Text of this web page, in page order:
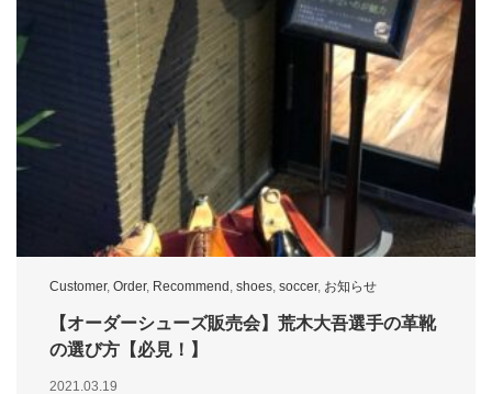
Customer, Order, Recommend , shoes, soccer, お知らせ
【オーダーシューズ販売会】荒木大吾選手の革靴
の選び方【必見！】
2021.03.19